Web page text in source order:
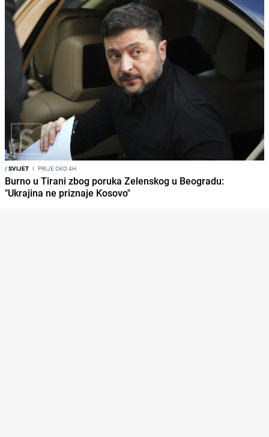
/SVIJET I PRIJE OKO 4H
Burno u Tirani zbog poruka Zelenskog u Beogradu:
"Ukrajina ne priznaje Kosovo"